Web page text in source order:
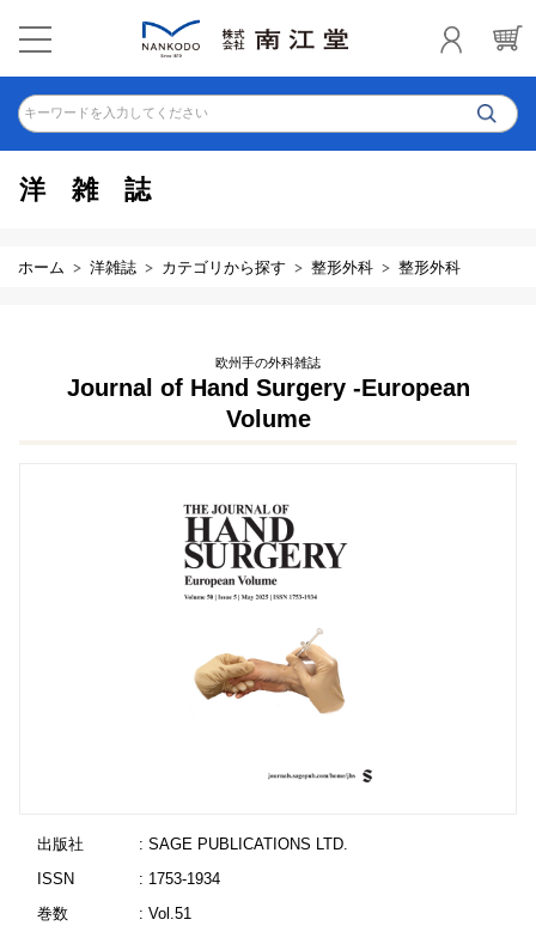
キーワードを入力してください
洋雑誌
ホーム 洋雑誌 カテゴリから探す 整形外科 整形外科
欧州手の外科雑誌
Journal of Hand Surgery -European
Volume
出版社
: SAGE PUBLICATIONS LTD.
ISSN
: 1753-1934
巻数
: Vol.51